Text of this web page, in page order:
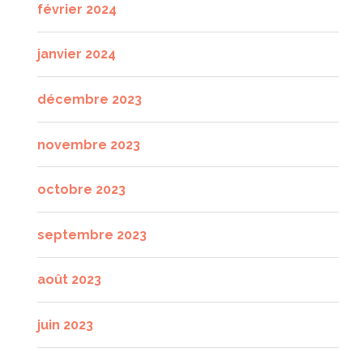
février 2024
janvier 2024
décembre 2023
novembre 2023
octobre 2023
septembre 2023
août 2023
juin 2023